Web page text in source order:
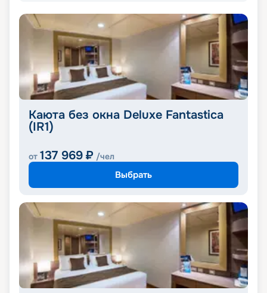
Каюта без окна Deluxe Fantastica
(IR1)
от 137 969 ₽ /чел
Выбрать